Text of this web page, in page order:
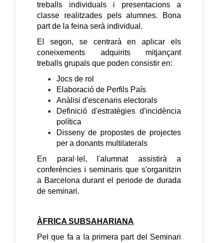
treballs individuals i presentacions a
classe realitzades pels alumnes. Bona
part de la feina serà individual.
El segon, se centrarà en aplicar els
coneixements adquirits mitjançant
treballs grupals que poden consistir en:
Jocs de rol
Elaboració de Perfils País
Anàlisi d'escenaris electorals
Definició d'estratègies d'incidència
política
Disseny de propostes de projectes
per a donants multilaterals
En paral·lel, l'alumnat assistirà a
conferències i seminaris que s'organitzin
a Barcelona durant el periode de durada
de seminari.
ÀFRICA SUBSAHARIANA
Pel que fa a la primera part del Seminari